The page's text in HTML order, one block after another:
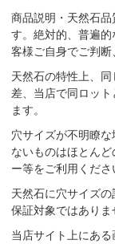
商品説明・天然石
す。絶対的、普遍
客様ご自身でご判断
天然石の特性上、
差、当店で同ロッ
ます。
穴サイズが不明瞭
ないものはほとん
ー等をご利用くださ
天然石に穴サイズ
保証対象ではありま
当店サイト上にあ